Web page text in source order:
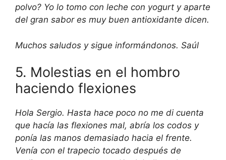
polvo? Yo lo tomo con leche con yogurt y aparte
del gran sabor es muy buen antioxidante dicen.
Muchos saludos y sigue informándonos. Saúl
5. Molestias en el hombro
haciendo flexiones
Hola Sergio. Hasta hace poco no me di cuenta
que hacía las flexiones mal, abría los codos y
ponía las manos demasiado hacia el frente.
Venía con el trapecio tocado después de